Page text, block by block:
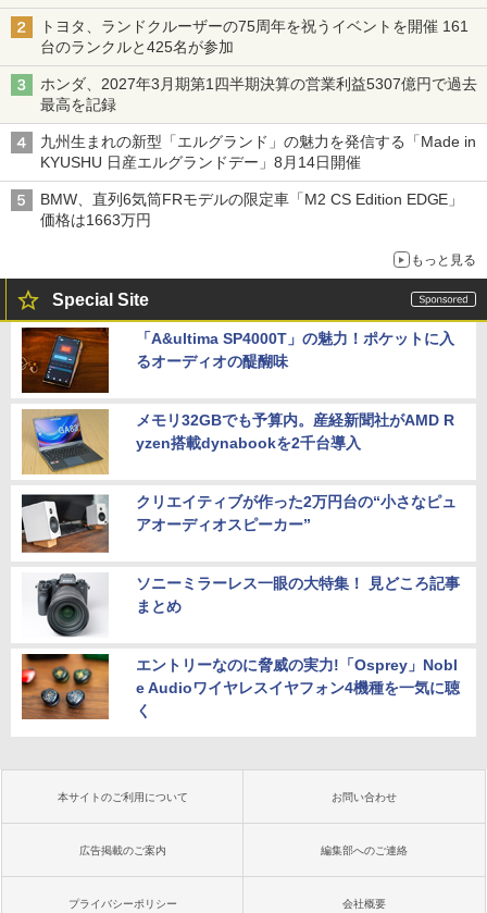
トヨタ、ランドクルーザーの75周年を祝うイベントを開催 161
台のランクルと425名が参加
ホンダ、2027年3月期第1四半期決算の営業利益5307億円で過去
最高を記録
九州生まれの新型「エルグランド」の魅力を発信する「Made in
KYUSHU 日産エルグランドデー」8月14日開催
BMW、直列6気筒FRモデルの限定車「M2 CS Edition EDGE」
価格は1663万円
もっと見る
Special Site
「A&ultima SP4000T」の魅力！ポケットに入
るオーディオの醍醐味
メモリ32GBでも予算内。産経新聞社がAMD R
yzen搭載dynabookを2千台導入
クリエイティブが作った2万円台の“小さなピュ
アオーディオスピーカー”
ソニーミラーレス一眼の大特集！ 見どころ記事
まとめ
エントリーなのに脅威の実力!「Osprey」Nobl
e Audioワイヤレスイヤフォン4機種を一気に聴
く
本サイトのご利用について お問い合わせ
広告掲載のご案内 編集部へのご連絡
プライバシーポリシー 会社概要